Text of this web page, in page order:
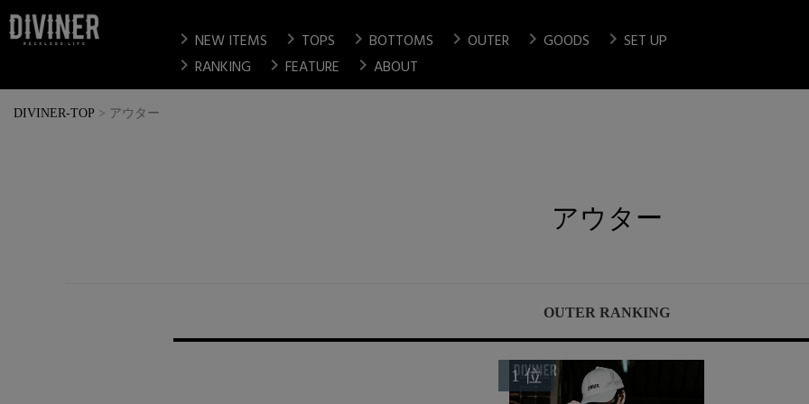
chevron_right NEW ITEMS chevron_right TOPS chevron_right BOTTOMS chevron_right OUTER chevron_right GOODS chevron_right SET UP
chevron_right RANKING chevron_right FEATURE chevron_right ABOUT
DIVINER-TOP アウター
アウター
OUTER RANKING